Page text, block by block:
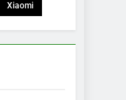
Xiaomi